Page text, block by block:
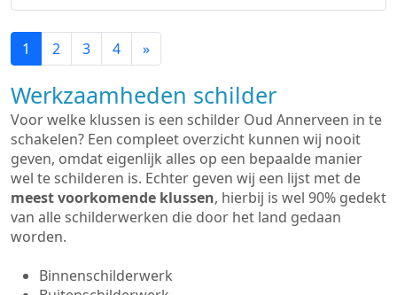
1 2 3 4 »
Werkzaamheden schilder
Voor welke klussen is een schilder Oud Annerveen in te
schakelen? Een compleet overzicht kunnen wij nooit
geven, omdat eigenlijk alles op een bepaalde manier
wel te schilderen is. Echter geven wij een lijst met de
meest voorkomende klussen, hierbij is wel 90% gedekt
van alle schilderwerken die door het land gedaan
worden.
Binnenschilderwerk